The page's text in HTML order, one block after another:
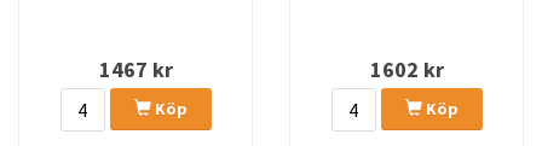
1467 kr
Köp
1602 kr
Köp